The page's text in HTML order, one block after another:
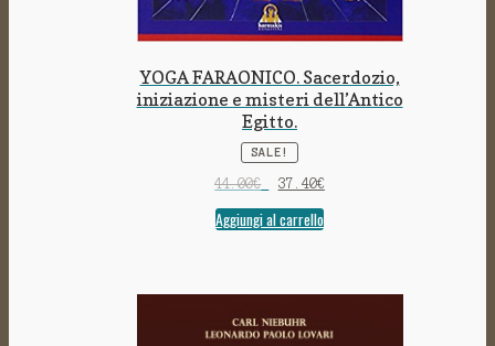
YOGA FARAONICO. Sacerdozio,
iniziazione e misteri dell’Antico
Egitto.
SALE!
44.00€ 37.40€
Aggiungi al carrello